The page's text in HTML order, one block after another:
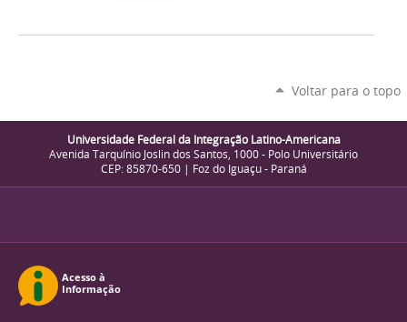
Voltar para o topo
Universidade Federal da Integração Latino-Americana
Avenida Tarquínio Joslin dos Santos, 1000 - Polo Universitário
CEP: 85870-650 | Foz do Iguaçu - Paraná